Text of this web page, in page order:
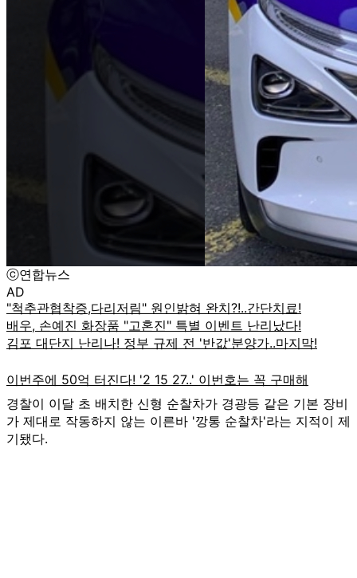
ⓒ연합뉴스
AD
경찰이 이달 초 배치한 신형 순찰차가 경광등 같은 기본 장비
가 제대로 작동하지 않는 이른바 '깡통 순찰차'라는 지적이 제
기됐다.